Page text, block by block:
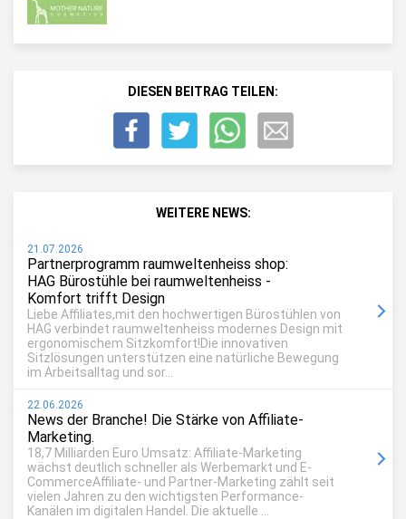
DIESEN BEITRAG TEILEN:
WEITERE NEWS:
21.07.2026
Partnerprogramm raumweltenheiss shop:
HAG Bürostühle bei raumweltenheiss -
Komfort trifft Design
Liebe Affiliates,mit den hochwertigen Bürostühlen von
HAG verbindet raumweltenheiss modernes Design mit
ergonomischem Sitzkomfort!Die innovativen
Sitzlösungen unterstützen eine natürliche Bewegung
im Arbeitsalltag und sor...
22.06.2026
News der Branche! Die Stärke von Affiliate-
Marketing.
18,7 Milliarden Euro Umsatz: Affiliate-Marketing
wächst deutlich schneller als Werbemarkt und E-
CommerceAffiliate- und Partner-Marketing zählt seit
vielen Jahren zu den wichtigsten Performance-
Kanälen im digitalen Handel. Die aktuelle ...